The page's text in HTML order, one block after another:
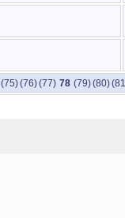
(75)(76)(77) 78 (79)(80)